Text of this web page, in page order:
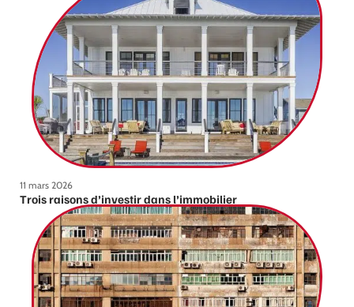
11 mars 2026
Trois raisons d’investir dans l’immobilier